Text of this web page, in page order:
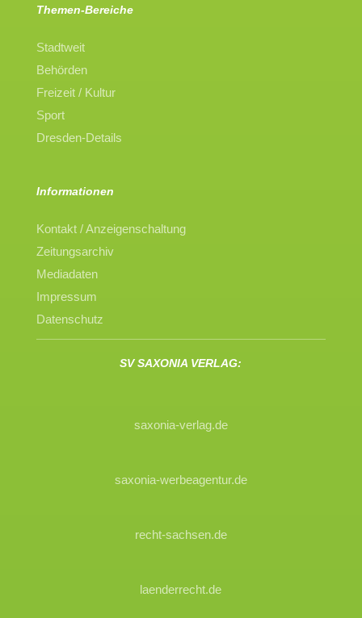
Themen-Bereiche
Stadtweit
Behörden
Freizeit / Kultur
Sport
Dresden-Details
Informationen
Kontakt / Anzeigenschaltung
Zeitungsarchiv
Mediadaten
Impressum
Datenschutz
SV SAXONIA VERLAG:
saxonia-verlag.de
saxonia-werbeagentur.de
recht-sachsen.de
laenderrecht.de